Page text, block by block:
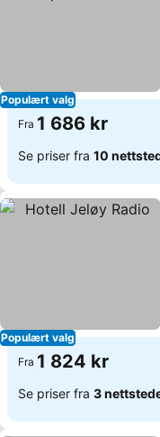
Populært valg
Fra 1 686 kr
Se priser fra 10
Populært valg
Fra 1 824 kr
Se priser fra 3